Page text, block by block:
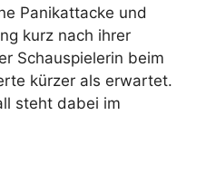
Panikattacke und
kurz nach ihrer
Schauspielerin beim
kürzer als erwartet.
steht dabei im